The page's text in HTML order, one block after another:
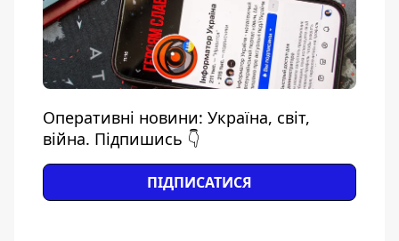
Оперативні новини: Україна, світ,
війна. Підпишись 👇
ПІДПИСАТИСЯ